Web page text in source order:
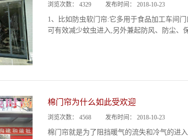
浏览次数： 4329 发布时间： 2018-10-23
1、比如防虫软门帘:它多用于食品加工车间
可有效减少蚊虫进入,另外兼起防风、防尘、
棉门帘为什么如此受欢迎
浏览次数： 4568 发布时间： 2018-10-23
棉门帘就是为了阻挡暖气的流失和冷气的进